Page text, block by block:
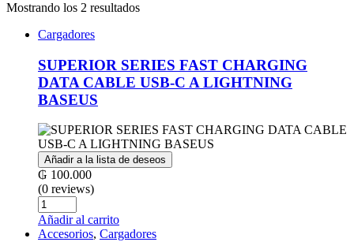
Mostrando los 2 resultados
Cargadores
SUPERIOR SERIES FAST CHARGING
DATA CABLE USB-C A LIGHTNING
BASEUS
Añadir a la lista de deseos
₲ 100.000
(0 reviews)
Cantidad
Añadir al carrito
Accesorios, Cargadores